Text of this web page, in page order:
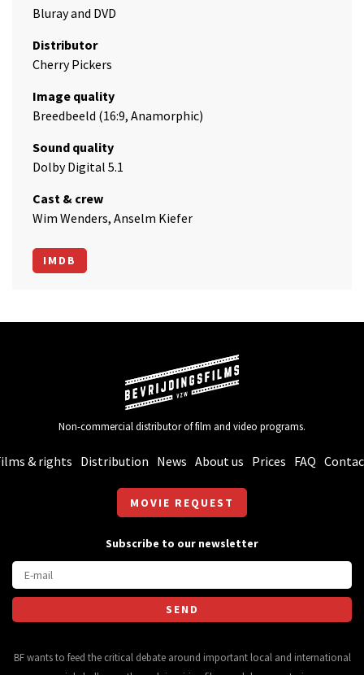
Bluray and DVD
Distributor
Cherry Pickers
Image quality
Breedbeeld (16:9, Anamorphic)
Sound quality
Dolby Digital 5.1
Cast & crew
Wim Wenders, Anselm Kiefer
IMDB
Non-commercial distributor of film and video programs.
& rights Distribution News About us Prices FAQ
MOVIE REQUEST
Subscribe to our newsletter
BF wants to feed the critical debate around important local and international